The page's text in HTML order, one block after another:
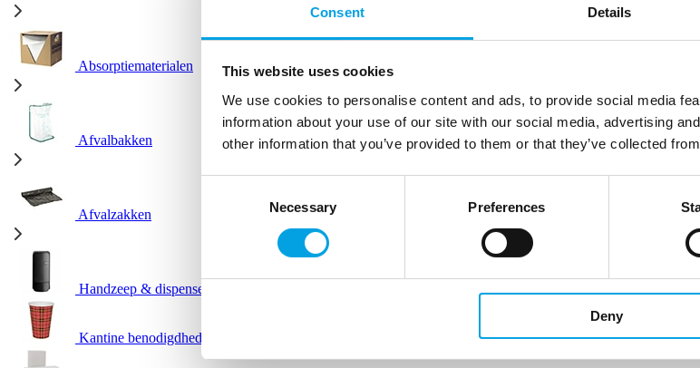
Consent Details
This website uses cookies
We use cookies to personalise content and ads, to provide social media
information about your use of our site with our social media, advertising
other information that you’ve provided to them or that they’ve collected
Necessary Preferences
Deny
Absorptiematerialen
Afvalbakken
Afvalzakken
Handzeep & dispensers
Kantine benodigdheden